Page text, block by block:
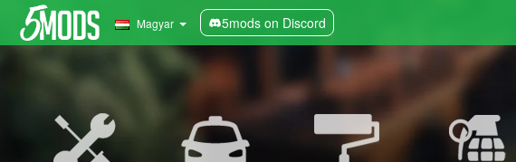
Magyar 5mods on Discord